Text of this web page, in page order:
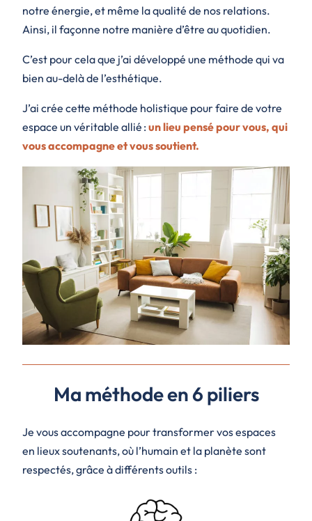
notre énergie, et même la qualité de nos relations.
Ainsi, il façonne notre manière d’être au quotidien.
C’est pour cela que j’ai développé une méthode qui va
bien au-delà de l’esthétique.
J’ai crée cette méthode holistique pour faire de votre
espace un véritable allié :un lieu pensé pour vous, qui
vous accompagne et vous soutient.
Ma méthode en 6 piliers
Je vous accompagne pour transformer vos espaces
en lieux soutenants, où l’humain et la planète sont
respectés, grâce à différents outils :